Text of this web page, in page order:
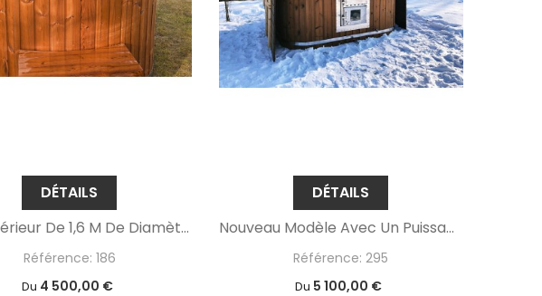
DÉTAILS
Spa Extérieur De 1,6 M De Diamètre Avec Système De Massage
Référence: 186
Du 4 500,00 €
DÉTAILS
Nouveau Modèle Avec Un Puissant Poêle Intégré!
Référence: 295
Du 5 100,00 €